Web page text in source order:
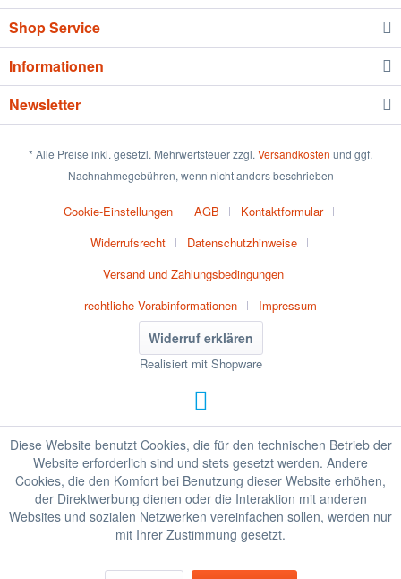
Shop Service
Informationen
Newsletter
* Alle Preise inkl. gesetzl. Mehrwertsteuer zzgl. Versandkosten und ggf.
Nachnahmegebühren, wenn nicht anders beschrieben
Cookie-Einstellungen AGB
Kontaktformular
Widerrufsrecht
Datenschutzhinweise
Versand und Zahlungsbedingungen
rechtliche Vorabinformationen
Impressum
Widerruf erklären
Realisiert mit Shopware
Diese Website benutzt Cookies, die für den technischen Betrieb der
Website erforderlich sind und stets gesetzt werden. Andere
Cookies, die den Komfort bei Benutzung dieser Website erhöhen,
der Direktwerbung dienen oder die Interaktion mit anderen
Websites und sozialen Netzwerken vereinfachen sollen, werden nur
mit Ihrer Zustimmung gesetzt.